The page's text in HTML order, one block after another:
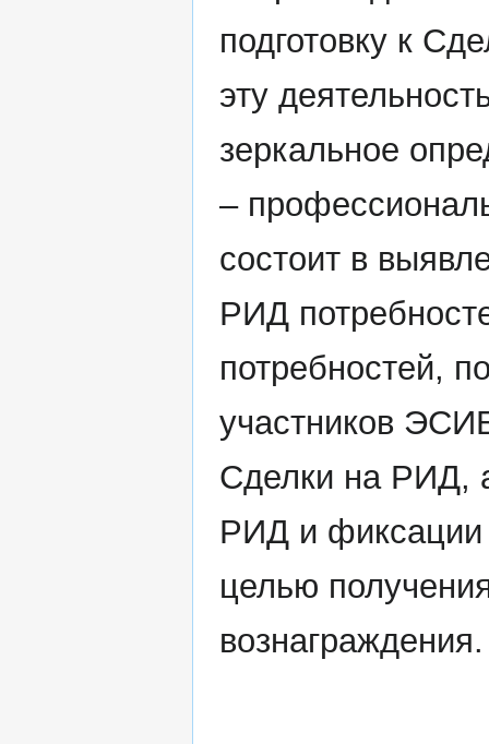
подготовку к
эту
зеркальное
–
состоит в
РИД
потребностей,
участников
Сделки на РИД,
РИД и фиксации
целью
вознаграждения.